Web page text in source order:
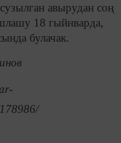
авырудан соң
18 гыйнварда,
булачак.